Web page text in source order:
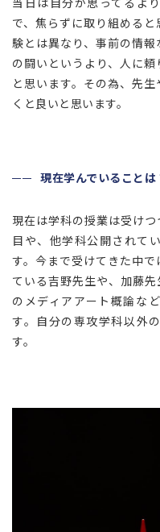
で、焦らずに取り組める
験とは異なり、事前の情
の闘いというより、人に
と思います。その為、先
くと良いと思います。
現在学んでいることは
現在は学科の授業は受け
目や、他学科公開されて
す。今まで受けてきた中
ている吉野先生や、加藤
のメディアアート概論な
す。自分の専攻学科以外
す。